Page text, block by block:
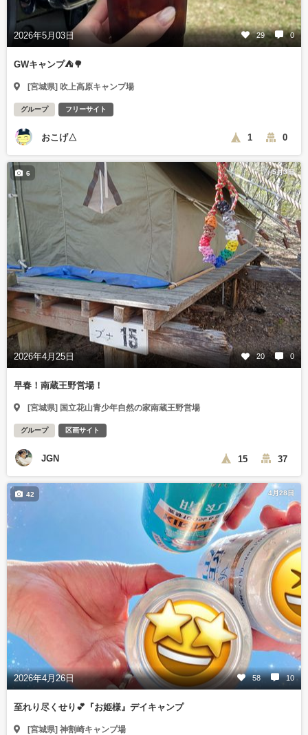
2026年5月03日 29 0
GWキャンプ⛺️🌳
[宮城県] 吹上高原キャンプ場
グループ フリーサイト
おこげ△ 1 0
5月3日
2026年4月25日 20 0
6
早春！南蔵王野営場！
[宮城県] 国立花山青少年自然の家南蔵王野営場
グループ 区画サイト
JGN 15 37
4月28日
2026年4月26日 58 10
42
至れり尽くせり💕『お姫様』デイキャンプ
[宮城県] 神割崎キャンプ場